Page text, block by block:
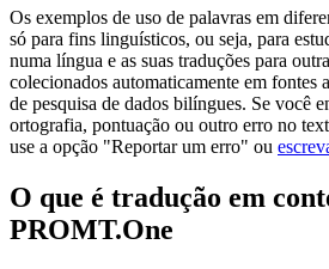
Os exemplos de uso de palavras em
só para fins linguísticos, ou seja, para
numa língua e as suas traduções para
colecionados automaticamente em fontes
de pesquisa de dados bilíngues. Se você
ortografia, pontuação ou outro erro no
use a opção "Reportar um erro" ou
O que é tradução em
PROMT.One